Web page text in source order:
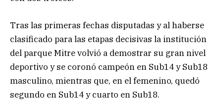
Tras las primeras fechas disputadas y al haberse
clasificado para las etapas decisivas la institución
del parque Mitre volvió a demostrar su gran nivel
deportivo y se coronó campeón en Sub14 y Sub18
masculino, mientras que, en el femenino, quedó
segundo en Sub14 y cuarto en Sub18.